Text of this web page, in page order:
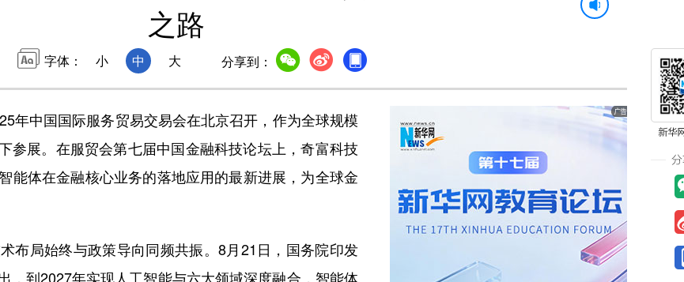
之路
字体： 小 中 大 分享到：
年中国国际服务贸易交易会在北京召开，作为全球规模
参展。在服贸会第七届中国金融科技论坛上，奇富科技
能体在金融核心业务的落地应用的最新进展，为全球金
布局始终与政策导向同频共振。8月21日，国务院印发
，到2027年实现人工智能与六大领域深度融合，智能体